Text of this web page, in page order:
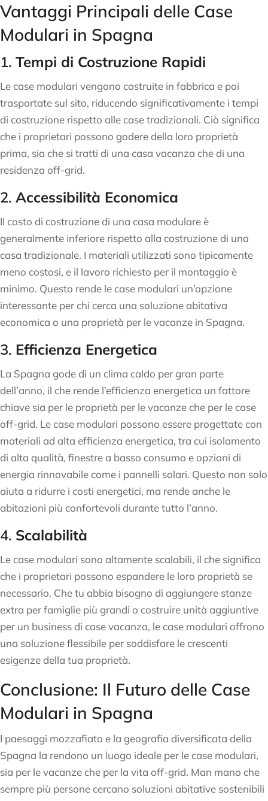
Vantaggi Principali delle Case
Modulari in Spagna
1. Tempi di Costruzione Rapidi
Le case modulari vengono costruite in fabbrica e poi
trasportate sul sito, riducendo significativamente i tempi
di costruzione rispetto alle case tradizionali. Ciò significa
che i proprietari possono godere della loro proprietà
prima, sia che si tratti di una casa vacanza che di una
residenza off-grid.
2. Accessibilità Economica
Il costo di costruzione di una casa modulare è
generalmente inferiore rispetto alla costruzione di una
casa tradizionale. I materiali utilizzati sono tipicamente
meno costosi, e il lavoro richiesto per il montaggio è
minimo. Questo rende le case modulari un’opzione
interessante per chi cerca una soluzione abitativa
economica o una proprietà per le vacanze in Spagna.
3. Efficienza Energetica
La Spagna gode di un clima caldo per gran parte
dell’anno, il che rende l’efficienza energetica un fattore
chiave sia per le proprietà per le vacanze che per le case
off-grid. Le case modulari possono essere progettate con
materiali ad alta efficienza energetica, tra cui isolamento
di alta qualità, finestre a basso consumo e opzioni di
energia rinnovabile come i pannelli solari. Questo non solo
aiuta a ridurre i costi energetici, ma rende anche le
abitazioni più confortevoli durante tutto l’anno.
4. Scalabilità
Le case modulari sono altamente scalabili, il che significa
che i proprietari possono espandere le loro proprietà se
necessario. Che tu abbia bisogno di aggiungere stanze
extra per famiglie più grandi o costruire unità aggiuntive
per un business di case vacanza, le case modulari offrono
una soluzione flessibile per soddisfare le crescenti
esigenze della tua proprietà.
Conclusione: Il Futuro delle Case
Modulari in Spagna
I paesaggi mozzafiato e la geografia diversificata della
Spagna la rendono un luogo ideale per le case modulari,
sia per le vacanze che per la vita off-grid. Man mano che
sempre più persone cercano soluzioni abitative sostenibili